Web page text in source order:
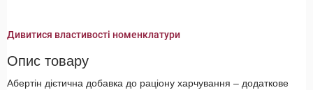
Дивитися властивості номенклатури
Опис товару
Абертін дієтична добавка до раціону харчування – додаткове